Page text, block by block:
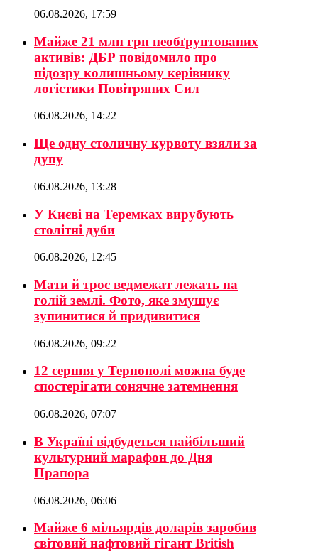
06.08.2026, 17:59
Майже 21 млн грн необґрунтованих
активів: ДБР повідомило про
підозру колишньому керівнику
логістики Повітряних Сил
06.08.2026, 14:22
Ще одну столичну курвоту взяли за
дупу
06.08.2026, 13:28
У Києві на Теремках вирубують
столітні дуби
06.08.2026, 12:45
Мати й троє ведмежат лежать на
голій землі. Фото, яке змушує
зупинитися й придивитися
06.08.2026, 09:22
12 серпня у Тернополі можна буде
спостерігати сонячне затемнення
06.08.2026, 07:07
В Україні відбудеться найбільший
культурний марафон до Дня
Прапора
06.08.2026, 06:06
Майже 6 мільярдів доларів заробив
світовий нафтовий гігант British